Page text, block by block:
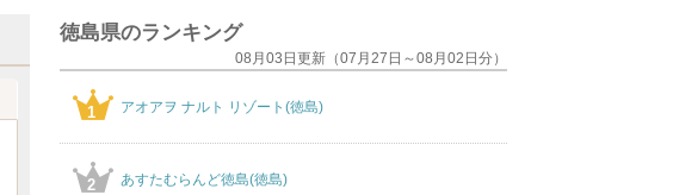
徳島県のランキング
08月03日更新（07月27日～08月02日分）
1 アオアヲ ナルト リゾート(徳島)
2 あすたむらんど徳島(徳島)